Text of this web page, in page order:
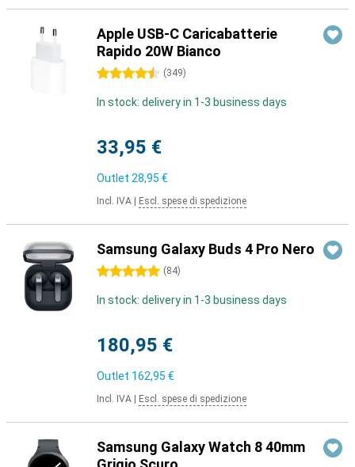
Apple USB-C Caricabatterie
Rapido 20W Bianco
4.5 stelle (349)
In stock: delivery in 1-3 business days
33,95 €
Outlet 28,95 €
Incl. IVA Escl. spese di spedizione
Samsung Galaxy Buds 4 Pro Nero
5 stelle (84)
In stock: delivery in 1-3 business days
180,95 €
Outlet 162,95 €
Incl. IVA Escl. spese di spedizione
Samsung Galaxy Watch 8 40mm